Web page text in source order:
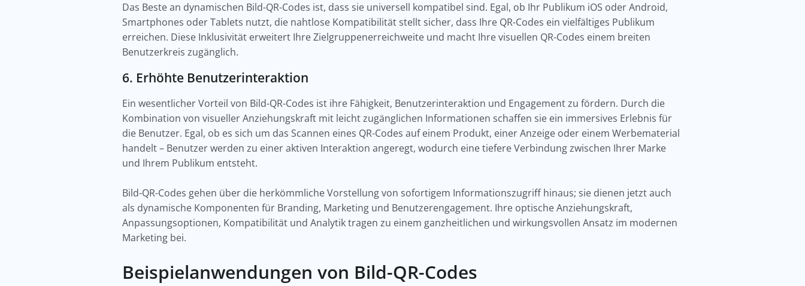
Das Beste an dynamischen Bild-QR-Codes ist, dass sie universell kompatibel sind. Egal, ob Ihr Publikum iOS oder Android,
Smartphones oder Tablets nutzt, die nahtlose Kompatibilität stellt sicher, dass Ihre QR-Codes ein vielfältiges Publikum
erreichen. Diese Inklusivität erweitert Ihre Zielgruppenerreichweite und macht Ihre visuellen QR-Codes einem breiten
Benutzerkreis zugänglich.
6. Erhöhte Benutzerinteraktion
Ein wesentlicher Vorteil von Bild-QR-Codes ist ihre Fähigkeit, Benutzerinteraktion und Engagement zu fördern. Durch die
Kombination von visueller Anziehungskraft mit leicht zugänglichen Informationen schaffen sie ein immersives Erlebnis für
die Benutzer. Egal, ob es sich um das Scannen eines QR-Codes auf einem Produkt, einer Anzeige oder einem Werbematerial
handelt – Benutzer werden zu einer aktiven Interaktion angeregt, wodurch eine tiefere Verbindung zwischen Ihrer Marke
und Ihrem Publikum entsteht.
Bild-QR-Codes gehen über die herkömmliche Vorstellung von sofortigem Informationszugriff hinaus; sie dienen jetzt auch
als dynamische Komponenten für Branding, Marketing und Benutzerengagement. Ihre optische Anziehungskraft,
Anpassungsoptionen, Kompatibilität und Analytik tragen zu einem ganzheitlichen und wirkungsvollen Ansatz im modernen
Marketing bei.
Beispielanwendungen von Bild-QR-Codes